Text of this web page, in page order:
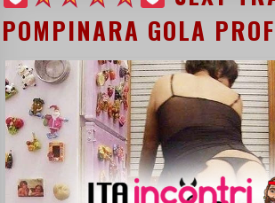
POMPINARA GOLA